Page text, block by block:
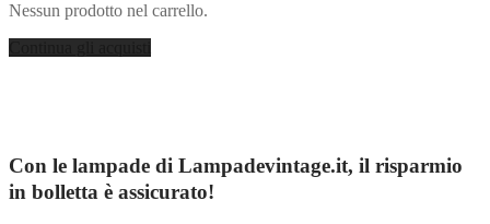
Nessun prodotto nel carrello.
Con le lampade di Lampadevintage.it, il risparmio
in bolletta è assicurato!